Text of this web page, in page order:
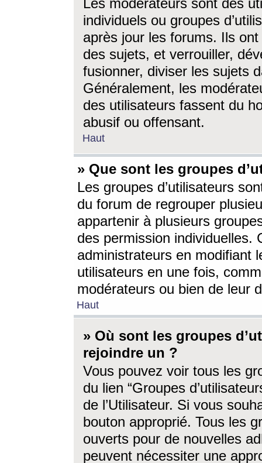
Les modérateurs sont des
individuels ou groupes
après jour les forums. Ils ont
des sujets, et verrouiller,
fusionner, diviser les sujets
Généralement, les
des utilisateurs fassent du
abusif ou offensant.
Haut
» Que sont les groupes
Les groupes d’utilisateurs
du forum de regrouper
appartenir à plusieurs
des permission individuelles.
administrateurs en modifiant
utilisateurs en une fois,
modérateurs ou bien de leur
Haut
» Où sont les groupes
rejoindre un ?
Vous pouvez voir tous les
du lien “Groupes
de l’Utilisateur. Si vous
bouton approprié. Tous les
ouverts pour de nouvelles
peuvent nécessiter une